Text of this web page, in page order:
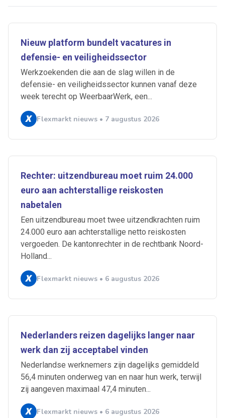
Nieuw platform bundelt vacatures in
defensie- en veiligheidssector
Werkzoekenden die aan de slag willen in de
defensie- en veiligheidssector kunnen vanaf deze
week terecht op WeerbaarWerk, een...
Flexmarkt nieuws • 7 augustus 2026
Rechter: uitzendbureau moet ruim 24.000
euro aan achterstallige reiskosten
nabetalen
Een uitzendbureau moet twee uitzendkrachten ruim
24.000 euro aan achterstallige netto reiskosten
vergoeden. De kantonrechter in de rechtbank Noord-
Holland...
Flexmarkt nieuws • 6 augustus 2026
Nederlanders reizen dagelijks langer naar
werk dan zij acceptabel vinden
Nederlandse werknemers zijn dagelijks gemiddeld
56,4 minuten onderweg van en naar hun werk, terwijl
zij aangeven maximaal 47,4 minuten...
Flexmarkt nieuws • 6 augustus 2026